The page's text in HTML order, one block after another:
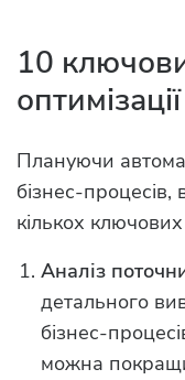
10
Плануючи
бізнес-
кількох
Аналіз
детального
бізнес-
можна